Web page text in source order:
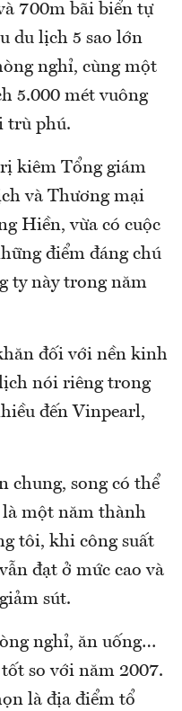
700m bãi biển tự
du lịch 5 sao lớn
nghỉ, cùng một
5.000 mét vuông
trù phú.
kiêm Tổng giám
và Thương mại
Hiền, vừa có cuộc
điểm đáng chú
ty này trong năm
đối với nền kinh
nói riêng trong
đến Vinpearl,
chung, song có thể
là một năm thành
tôi, khi công suất
đạt ở mức cao và
sút.
nghỉ, ăn uống…
so với năm 2007.
là địa điểm tổ